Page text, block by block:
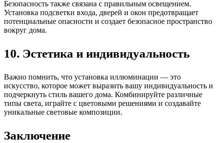
Безопасность также связана с правильным освещением.
Установка подсветки входа, дверей и окон предотвращает
потенциальные опасности и создает безопасное пространство
вокруг дома.
10. Эстетика и индивидуальность
Важно помнить, что установка иллюминации — это
искусство, которое может выразить вашу индивидуальность и
подчеркнуть стиль вашего дома. Комбинируйте различные
типы света, играйте с цветовыми решениями и создавайте
уникальные световые композиции.
Заключение